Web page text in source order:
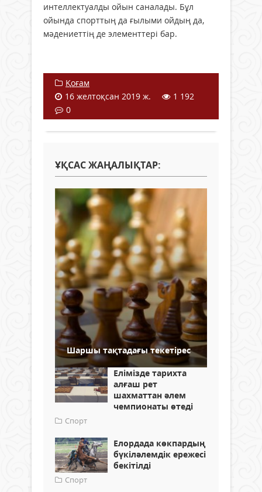
интеллектуалды ойын саналады. Бұл
ойында спорттың да ғылыми ойдың да,
мәдениеттің де элементтері бар.
Қоғам
16 желтоқсан 2019 ж.
1 192
0
ҰҚСАС ЖАҢАЛЫҚТАР:
Шаршы тақтадағы текетірес
Елімізде тарихта
алғаш рет
шахматтан әлем
чемпионаты өтеді
Спорт
Елордада көкпардың
бүкіләлемдік ережесі
бекітілді
Спорт